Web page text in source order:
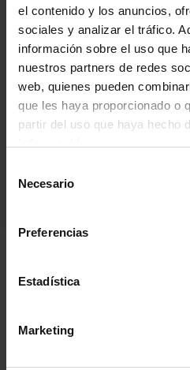
el contenido y los anuncios,
sociales y analizar el tráfico.
información sobre el uso que
nuestros partners de redes
web, quienes pueden
que les haya proporcionado o
partir del uso que haya hecho
Necesario
Preferencias
Estadística
Marketing
Invigt i juli 2020.
94 fullt utrustade
Första projektet i sitt
Privat strandklubb
Förmåner och
Placerat i Puerto
internationella flygplats